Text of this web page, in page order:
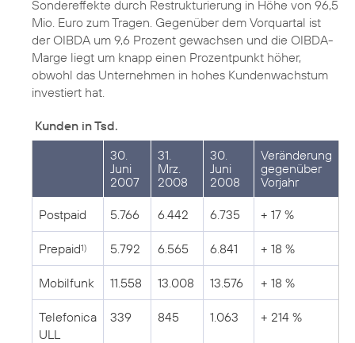
Sondereffekte durch Restrukturierung in Höhe von 96,5
Mio. Euro zum Tragen. Gegenüber dem Vorquartal ist
der OIBDA um 9,6 Prozent gewachsen und die OIBDA-
Marge liegt um knapp einen Prozentpunkt höher,
obwohl das Unternehmen in hohes Kundenwachstum
investiert hat.
Kunden in Tsd.
30.
Juni
2007
31.
Mrz.
2008
30.
Juni
2008
Veränderung
gegenüber
Vorjahr
Postpaid 5.766 6.442 6.735 + 17 %
Prepaid1) 5.792 6.565 6.841 + 18 %
Mobilfunk 11.558 13.008 13.576 + 18 %
Telefonica
ULL
339 845 1.063 + 214 %